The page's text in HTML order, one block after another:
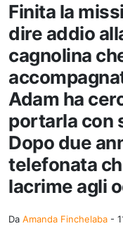
Finita la
dire addio
cagnolina
Adam ha
portarla con
Dopo due
telefonata
lacrime agli
Da Amanda Finchelaba -